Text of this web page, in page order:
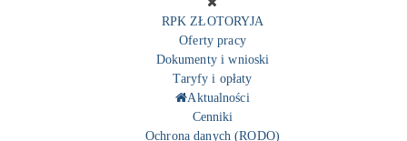
RPK ZŁOTORYJA
Oferty pracy
Dokumenty i wnioski
Taryfy i opłaty
Aktualności
Cenniki
Ochrona danych (RODO)